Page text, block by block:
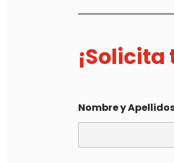
Nombre y